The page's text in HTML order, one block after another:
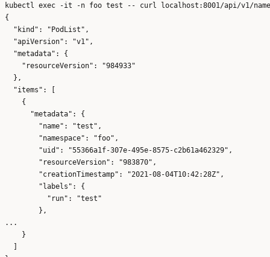
kubectl exec -it -n foo test -- curl localhost:8001/api/v1/
{
  "kind": "PodList",
  "apiVersion": "v1",
  "metadata": {
    "resourceVersion": "984933"
  },
  "items": [
    {
      "metadata": {
        "name": "test",
        "namespace": "foo",
        "uid": "55366a1f-307e-495e-8575-c2b61a462329",
        "resourceVersion": "983870",
        "creationTimestamp": "2021-08-04T10:42:28Z",
        "labels": {
          "run": "test"
        },
...
    }
  ]